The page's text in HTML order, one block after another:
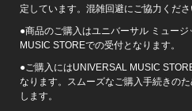
定しています。混雑回避にご協力くださ
●商品のご購入はユニバーサル ミュー
MUSIC STOREでの受付となります。
●ご購入にはUNIVERSAL MUSIC
なります。スムーズなご購入手続きの
します。